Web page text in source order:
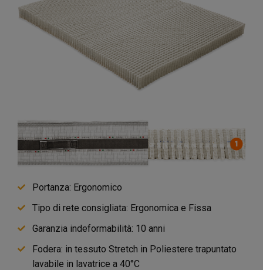
Portanza: Ergonomico
Tipo di rete consigliata: Ergonomica e Fissa
Garanzia indeformabilità: 10 anni
Fodera: in tessuto Stretch in Poliestere trapuntato
lavabile in lavatrice a 40°C